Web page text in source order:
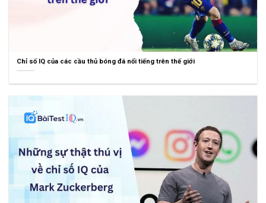
Chỉ số IQ của các cầu thủ bóng đá nổi tiếng trên thế giới